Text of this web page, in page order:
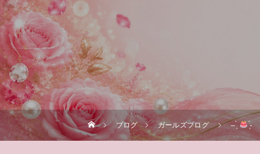
ブログ ガールズブログ – ̗̀ ̖́-